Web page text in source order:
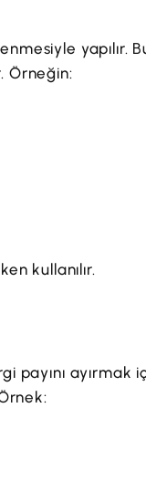
yapılır.
Örneğin:
kullanılır.
ayırmak